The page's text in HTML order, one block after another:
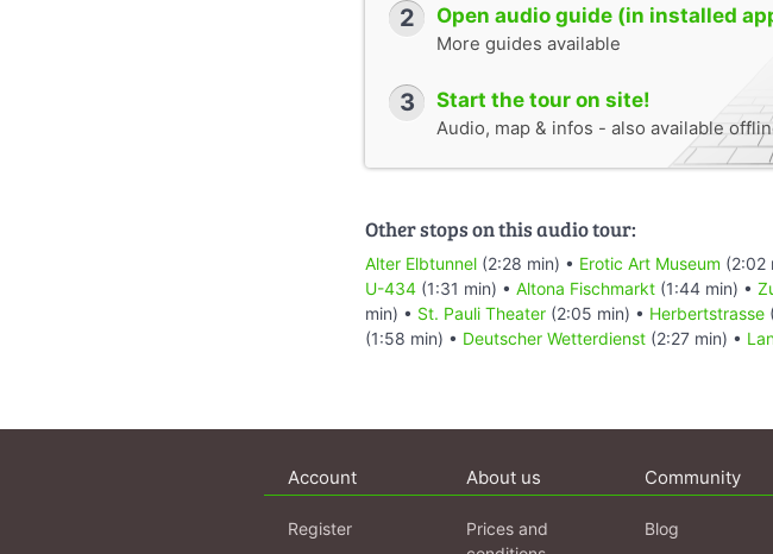
2 Open audio guide (in installed
More guides available
3 Start the tour on site!
Audio, map & infos - also available
Other stops on this audio tour:
Alter Elbtunnel (2:28 min) • Erotic Art Museum (2:02
U-434 (1:31 min) • Altona Fischmarkt (1:44 min) •
min) • St. Pauli Theater (2:05 min) • Herbertstrasse
(1:58 min) • Deutscher Wetterdienst (2:27 min) •
Account
Register
About us
Prices and
Community
Blog